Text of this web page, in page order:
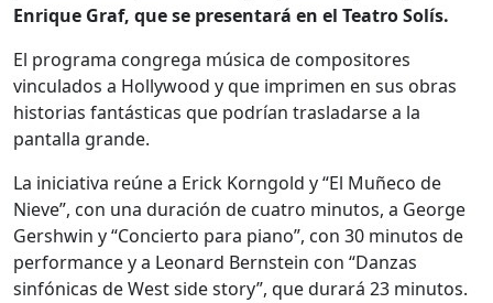
Enrique Graf, que se presentará en el Teatro Solís.
El programa congrega música de compositores
vinculados a Hollywood y que imprimen en sus obras
historias fantásticas que podrían trasladarse a la
pantalla grande.
La iniciativa reúne a Erick Korngold y “El Muñeco de
Nieve”, con una duración de cuatro minutos, a George
Gershwin y “Concierto para piano”, con 30 minutos de
performance y a Leonard Bernstein con “Danzas
sinfónicas de West side story”, que durará 23 minutos.